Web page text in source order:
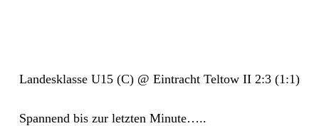
Landesklasse U15 (C) @ Eintracht Teltow II 2:3 (1:1)
Spannend bis zur letzten Minute…..